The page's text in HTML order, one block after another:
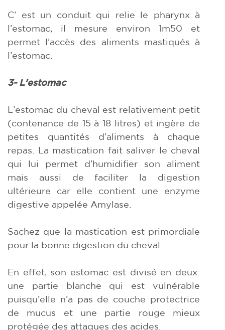
C’ est un conduit qui relie le pharynx à
l’estomac, il mesure environ 1m50 et
permet l’accès des aliments mastiqués à
l’estomac.
3- L’estomac
L’estomac du cheval est relativement petit
(contenance de 15 à 18 litres) et ingère de
petites quantités d’aliments à chaque
repas. La mastication fait saliver le cheval
qui lui permet d’humidifier son aliment
mais aussi de faciliter la digestion
ultérieure car elle contient une enzyme
digestive appelée Amylase.
Sachez que la mastication est primordiale
pour la bonne digestion du cheval.
En effet, son estomac est divisé en deux:
une partie blanche qui est vulnérable
puisqu’elle n’a pas de couche protectrice
de mucus et une partie rouge mieux
protégée des attaques des acides.